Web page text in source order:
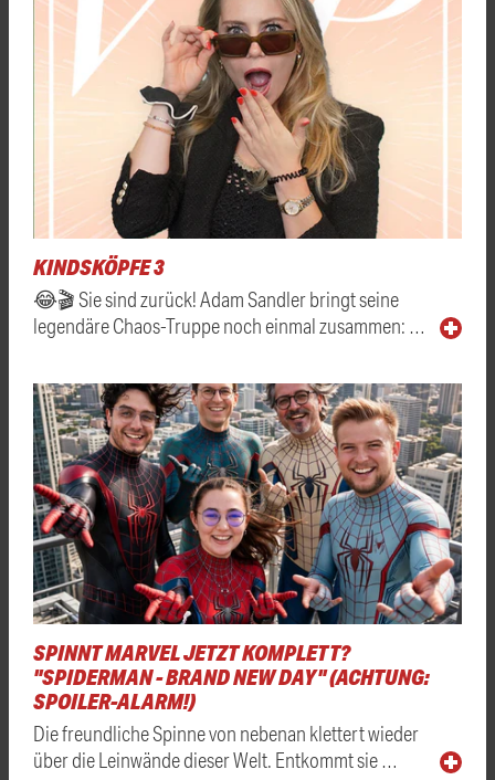
KINDSKÖPFE 3
😂🎬 Sie sind zurück! Adam Sandler bringt seine
legendäre Chaos-Truppe noch einmal zusammen: …
SPINNT MARVEL JETZT KOMPLETT?
"SPIDERMAN - BRAND NEW DAY" (ACHTUNG:
SPOILER-ALARM!)
Die freundliche Spinne von nebenan klettert wieder
über die Leinwände dieser Welt. Entkommt sie …